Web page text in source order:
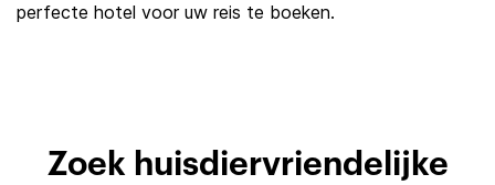
perfecte hotel voor uw reis te boeken.
Zoek huisdiervriendelijke